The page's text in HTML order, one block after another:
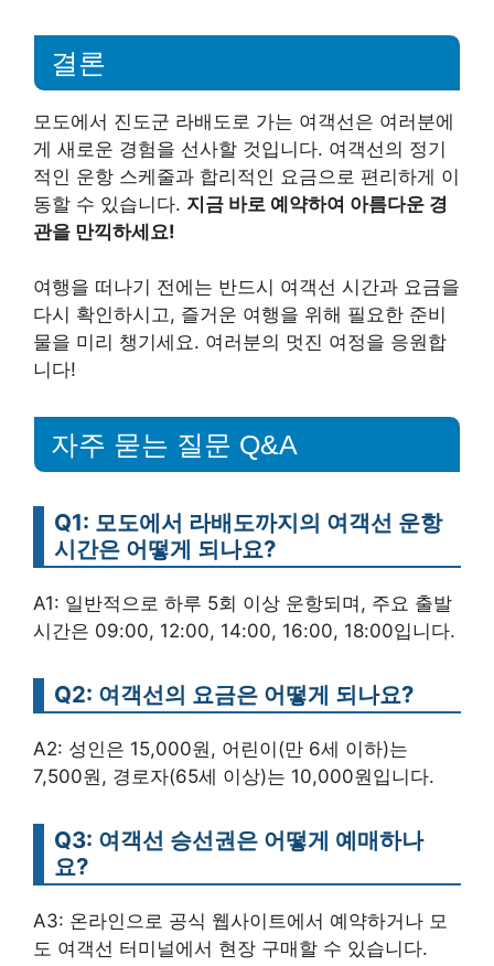
결론
모도에서 진도군 라배도로 가는 여객선은 여러분에
게 새로운 경험을 선사할 것입니다. 여객선의 정기
적인 운항 스케줄과 합리적인 요금으로 편리하게 이
동할 수 있습니다. 지금 바로 예약하여 아름다운 경
관을 만끽하세요!
여행을 떠나기 전에는 반드시 여객선 시간과 요금을
다시 확인하시고, 즐거운 여행을 위해 필요한 준비
물을 미리 챙기세요. 여러분의 멋진 여정을 응원합
니다!
자주 묻는 질문 Q&A
Q1: 모도에서 라배도까지의 여객선 운항
시간은 어떻게 되나요?
A1: 일반적으로 하루 5회 이상 운항되며, 주요 출발
시간은 09:00, 12:00, 14:00, 16:00, 18:00입니다.
Q2: 여객선의 요금은 어떻게 되나요?
A2: 성인은 15,000원, 어린이(만 6세 이하)는
7,500원, 경로자(65세 이상)는 10,000원입니다.
Q3: 여객선 승선권은 어떻게 예매하나
요?
A3: 온라인으로 공식 웹사이트에서 예약하거나 모
도 여객선 터미널에서 현장 구매할 수 있습니다.